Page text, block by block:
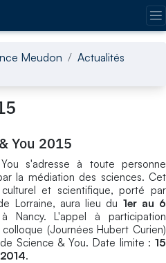
Meudon
Actualités
You 2015
s'adresse à toute personne
la médiation des sciences. Cet
et scientifique, porté par
Lorraine, aura lieu du 1er au 6
à Nancy. L'appel à participation
(Journées Hubert Curien)
Science & You. Date limite : 15
.